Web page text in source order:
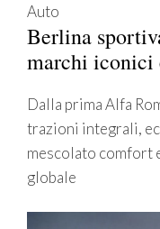
Auto
Berlina
marchi iconici
Dalla prima Alfa
trazioni integrali,
mescolato comfort
globale